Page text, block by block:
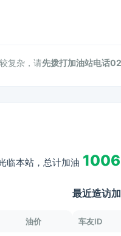
复杂，请先拨打加油站电话
临本站，总计加油
油价
最近造访
车友ID